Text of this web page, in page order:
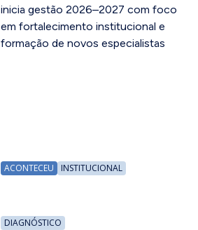
inicia gestão 2026–2027 com foco
em fortalecimento institucional e
formação de novos especialistas
ACONTECEU INSTITUCIONAL
DIAGNÓSTICO